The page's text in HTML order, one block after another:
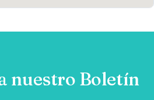
nuestro Boletín